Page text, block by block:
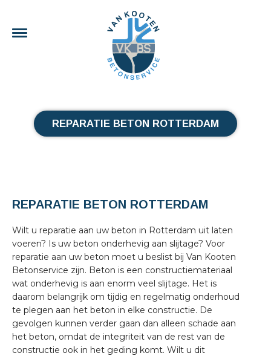
REPARATIE BETON ROTTERDAM
REPARATIE BETON ROTTERDAM
Wilt u reparatie aan uw beton in Rotterdam uit laten
voeren? Is uw beton onderhevig aan slijtage? Voor
reparatie aan uw beton moet u beslist bij Van Kooten
Betonservice zijn. Beton is een constructiemateriaal
wat onderhevig is aan enorm veel slijtage. Het is
daarom belangrijk om tijdig en regelmatig onderhoud
te plegen aan het beton in elke constructie. De
gevolgen kunnen verder gaan dan alleen schade aan
het beton, omdat de integriteit van de rest van de
constructie ook in het geding komt. Wilt u dit